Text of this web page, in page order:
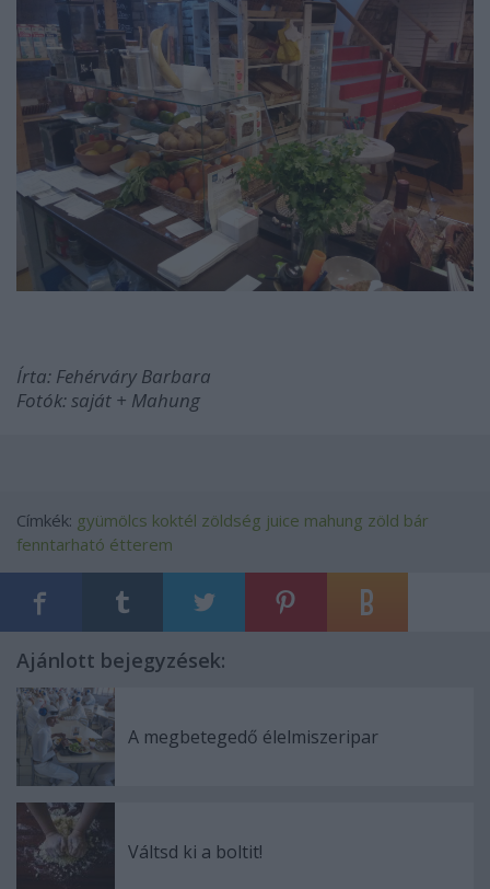
Írta: Fehérváry Barbara
Fotók: saját + Mahung
Címkék: gyümölcs koktél zöldség juice mahung zöld bár
fenntarható étterem
Ajánlott bejegyzések:
A megbetegedő élelmiszeripar
Váltsd ki a boltit!